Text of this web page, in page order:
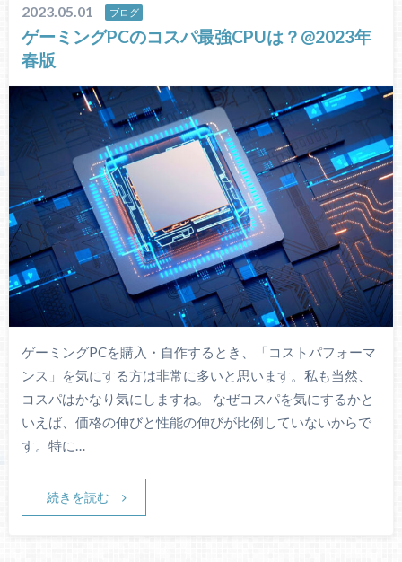
2023.05.01 ブログ
ゲーミングPCのコスパ最強CPUは？@2023年
春版
ゲーミングPCを購入・自作するとき、「コストパフォーマ
ンス」を気にする方は非常に多いと思います。私も当然、
コスパはかなり気にしますね。 なぜコスパを気にするかと
いえば、価格の伸びと性能の伸びが比例していないからで
す。特に…
続きを読む